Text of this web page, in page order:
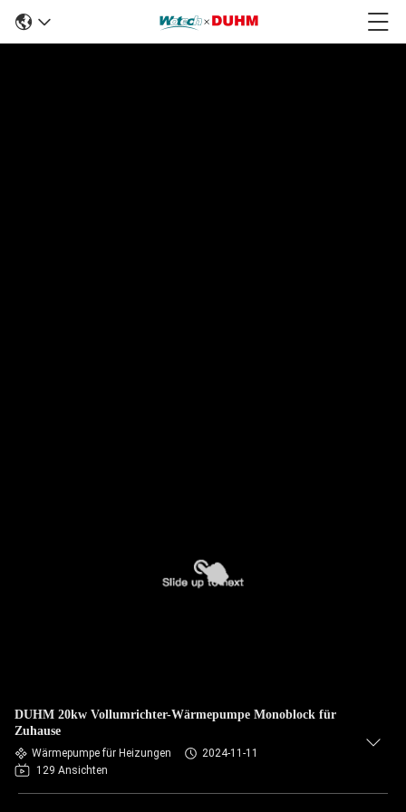
DUHM 20kw Vollumrichter-Wärmepumpe Monoblock für
Zuhause
Wärmepumpe für Heizungen
2024-11-11
129 Ansichten